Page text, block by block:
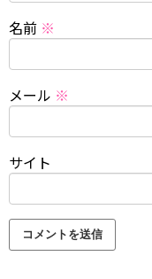
名前 ※
メール ※
サイト